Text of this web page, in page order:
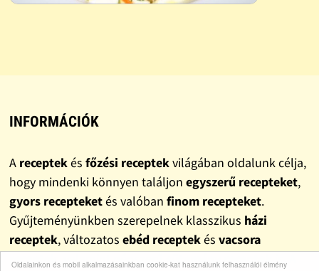
Oldalainkon és mobil alkalmazásainkban cookie-kat használunk felhasználói élmény
INFORMÁCIÓK
A receptekés főzési receptekvilágában oldalunk célja,
hogy mindenki könnyen találjon egyszerű recepteket,
gyors recepteketés valóban finom recepteket.
Gyűjteményünkben szerepelnek klasszikus házi
receptek, változatos ebéd receptekés vacsora
receptek , valamint népszerű sütemény receptek is. A